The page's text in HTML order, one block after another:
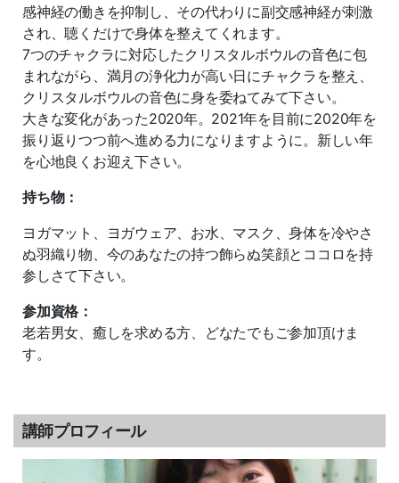
感神経の働きを抑制し、その代わりに副交感神経が刺激
され、聴くだけで身体を整えてくれます。
7つのチャクラに対応したクリスタルボウルの音色に包
まれながら、満月の浄化力が高い日にチャクラを整え、
クリスタルボウルの音色に身を委ねてみて下さい。
大きな変化があった2020年。2021年を目前に2020年を
振り返りつつ前へ進める力になりますように。新しい年
を心地良くお迎え下さい。
持ち物：
ヨガマット、ヨガウェア、お水、マスク、身体を冷やさ
ぬ羽織り物、今のあなたの持つ飾らぬ笑顔とココロを持
参しさて下さい。
参加資格：
老若男女、癒しを求める方、どなたでもご参加頂けま
す。
講師プロフィール